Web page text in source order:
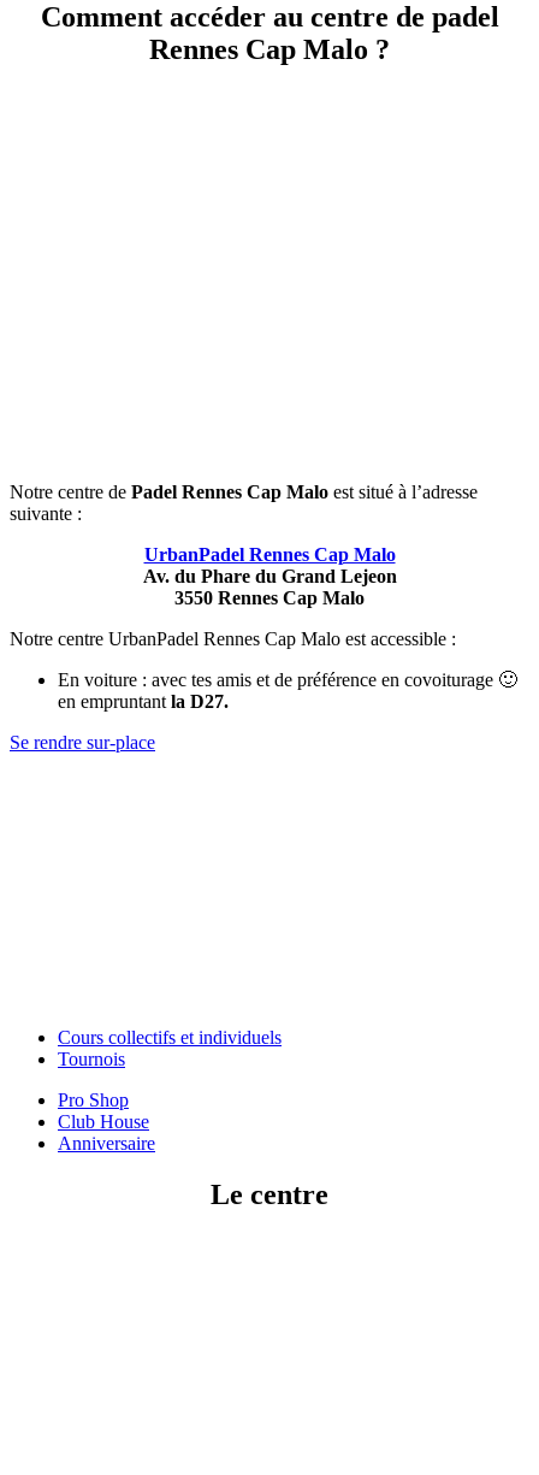
Comment accéder au centre de padel
Rennes Cap Malo ?
Notre centre de Padel Rennes Cap Malo est situé à l’adresse
suivante :
UrbanPadel Rennes Cap Malo
Av. du Phare du Grand Lejeon
3550 Rennes Cap Malo
Notre centre UrbanPadel Rennes Cap Malo est accessible :
En voiture : avec tes amis et de préférence en covoiturage 🙂
en empruntant la D27.
Se rendre sur-place
Cours collectifs et individuels
Tournois
Pro Shop
Club House
Anniversaire
Le centre